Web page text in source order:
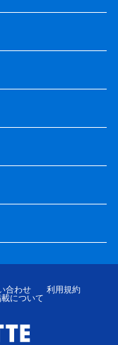
合わせ
利用規約
について